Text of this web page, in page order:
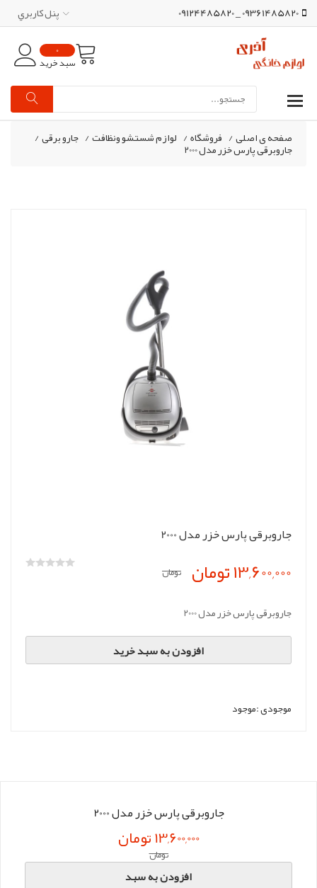
09361485820 _ 09124485820 پنل کاربري
0
سبد خرید
صفحه ی اصلی/ فروشگاه/ لوازم شستشو ونظافت/ جارو برقی/
جاروبرقی پارس خزر مدل 2000
جاروبرقی پارس خزر مدل 2000
13,600,000 تومان تومان
جاروبرقی پارس خزر مدل 2000
افزودن به سبد خرید
موجودی :موجود
جاروبرقی پارس خزر مدل 2000
13,600,000 تومان
تومان
افزودن به سبد